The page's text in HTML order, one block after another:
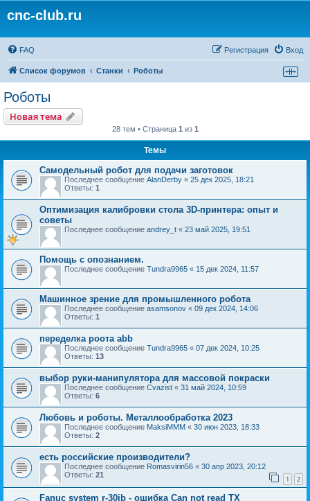
cnc-club.ru
FAQ Вход
Регистрация
Список форумов Станки Роботы
Роботы
Новая тема
28 тем • Страница 1 из 1
Темы
Самодельный робот для подачи заготовок
Последнее сообщение AlanDerby « 25 дек 2025, 18:21
Ответы: 1
Оптимизация калибровки стола 3D-принтера: опыт и
советы
Последнее сообщение andrey_t « 23 май 2025, 19:51
Помощь с опознанием.
Последнее сообщение Tundra9965 « 15 дек 2024, 11:57
Машинное зрение для промышленного робота
Последнее сообщение asamsonov « 09 дек 2024, 14:06
Ответы: 1
переделка роота abb
Последнее сообщение Tundra9965 « 07 дек 2024, 10:25
Ответы: 13
выбор руки-манипулятора для массовой покраски
Последнее сообщение Cvazist « 31 май 2024, 10:59
Ответы: 6
Любовь и роботы. Металлообработка 2023
Последнее сообщение MaksiMMM « 30 июн 2023, 18:33
Ответы: 2
есть российские производители?
Последнее сообщение Romasvirin56 « 30 апр 2023, 20:12
Ответы: 21 1 2
Fanuc system r-30ib - oшибка Сan not read TX